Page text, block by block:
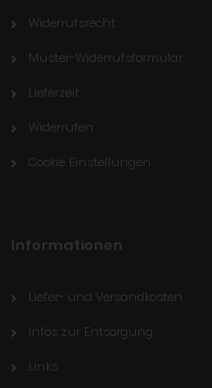
Widerrufsrecht
Muster-Widerrufsformular
Lieferzeit
Widerrufen
Cookie Einstellungen
Informationen
Liefer- und Versandkosten
Infos zur Entsorgung
Links